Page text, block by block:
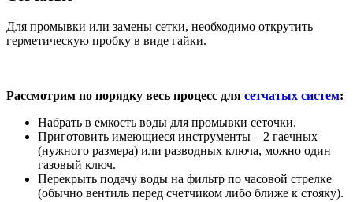
Для промывки или замены сетки, необходимо открутить
герметическую пробку в виде гайки.
Рассмотрим по порядку весь процесс для сетчатых систем:
Набрать в емкость воды для промывки сеточки.
Приготовить имеющиеся инструменты – 2 гаечных
(нужного размера) или разводных ключа, можно один
газовый ключ.
Перекрыть подачу воды на фильтр по часовой стрелке
(обычно вентиль перед счетчиком либо ближе к стояку).